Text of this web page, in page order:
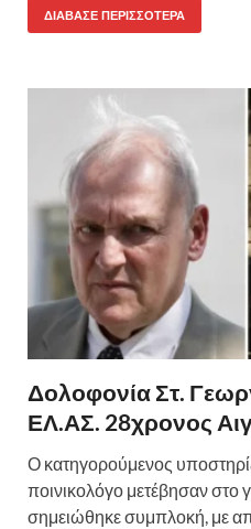
ΔΙΆΒΑΣΕ ΠΕΡΙΣΣΌΤΕΡΑ
Δολοφονία Στ.
ΕΛ.ΑΣ. 28χρονος
Ο κατηγορούμενος
ποινικολόγο μετέβησαν στο
σημειώθηκε συμπλοκή, με